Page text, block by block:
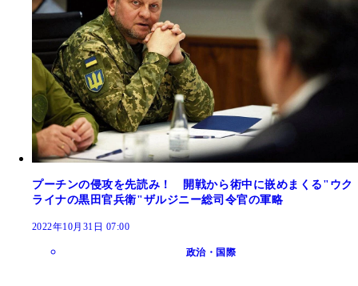
プーチンの侵攻を先読み！ 開戦から術中に嵌めまくる"ウク
ライナの黒田官兵衛"ザルジニー総司令官の軍略
2022年10月31日 07:00
政治・国際